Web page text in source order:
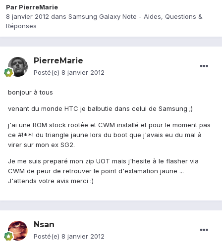
Par PierreMarie
8 janvier 2012 dans Samsung Galaxy Note - Aides, Questions &
Réponses
PierreMarie
Posté(e) 8 janvier 2012
bonjour à tous
venant du monde HTC je balbutie dans celui de Samsung ;)
j'ai une ROM stock rootée et CWM installé et pour le moment pas
ce #!**! du triangle jaune lors du boot que j'avais eu du mal à
virer sur mon ex SG2.
Je me suis preparé mon zip UOT mais j'hesite à le flasher via
CWM de peur de retrouver le point d'exlamation jaune ...
J'attends votre avis merci :)
Nsan
Posté(e) 8 janvier 2012